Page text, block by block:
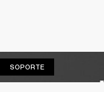
SOPORTESOPORTE